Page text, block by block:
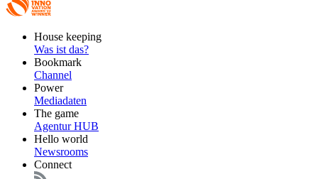
FooterHouse keeping
Was ist das?
Bookmark
Channel
Power
Mediadaten
The game
Agentur HUB
Hello world
Newsrooms
Connect